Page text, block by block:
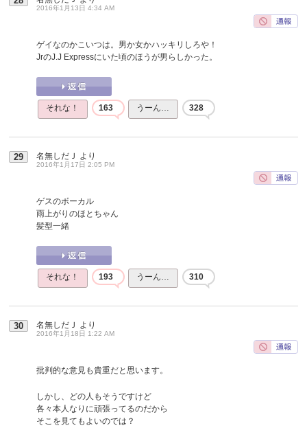
2016年1月13日 4:34 AM
ゲイなのかこいつは。男か女かハッキリしろや！
JrのJ.J Expressにいた頃のほうが男らしかった。
それな！ 163 うーん… 328
29 名無しだＪ より
2016年1月17日 2:05 PM
ゲスのボーカル
雨上がりのほとちゃん
髪型一緒
それな！ 193 うーん… 310
30 名無しだＪ より
2016年1月18日 1:22 AM
批判的な意見も貴重だと思います。
しかし、どの人もそうですけど
各々本人なりに頑張ってるのだから
そこを見てもよいのでは？